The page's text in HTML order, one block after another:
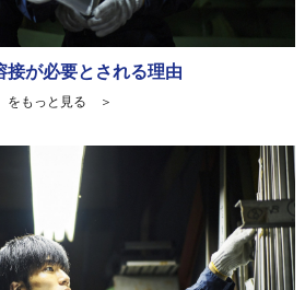
接が必要とされる理由
をもっと見る ＞